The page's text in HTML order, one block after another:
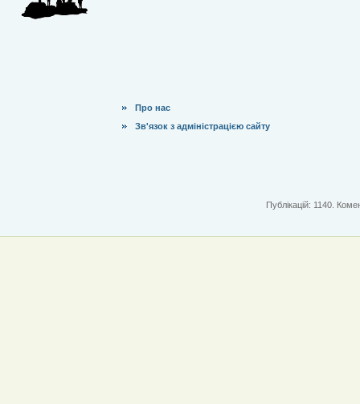
Про нас
Зв'язок з адміністрацією сайту
Публікацій: 1140.